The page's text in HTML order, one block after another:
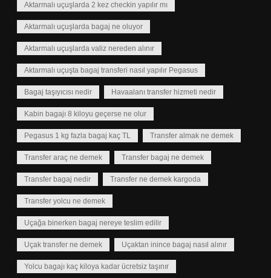
Aktarmalı uçuşlarda 2 kez checkin yapılır mı
Aktarmalı uçuşlarda bagaj ne oluyor
Aktarmalı uçuşlarda valiz nereden alınır
Aktarmalı uçuşta bagaj transferi nasıl yapılır Pegasus
Bagaj taşıyıcısı nedir Havaalanı transfer hizmeti nedir
Kabin bagajı 8 kiloyu geçerse ne olur
Pegasus 1 kg fazla bagaj kaç TL Transfer almak ne demek
Transfer araç ne demek Transfer bagaj ne demek
Transfer bagaj nedir Transfer ne demek kargoda
Transfer yolcu ne demek
Uçağa binerken bagaj nereye teslim edilir
Uçak transfer ne demek Uçaktan inince bagaj nasıl alınır
Yolcu bagajı kaç kiloya kadar ücretsiz taşınır